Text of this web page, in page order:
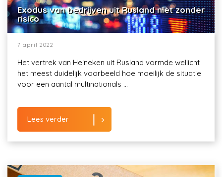
Exodus van bedrijven uit Rusland niet zonder
risico
7 april 2022
Het vertrek van Heineken uit Rusland vormde wellicht
het meest duidelijk voorbeeld hoe moeilijk de situatie
voor een aantal multinationals ...
Lees verder